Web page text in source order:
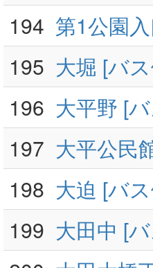
194 第1公園
195 大堀 [バ
196 大平野 [
197 大平公民
198 大迫 [バ
199 大田中 [